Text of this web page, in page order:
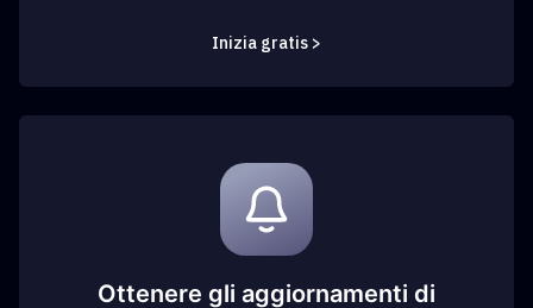
Inizia gratis >
Ottenere gli aggiornamenti di